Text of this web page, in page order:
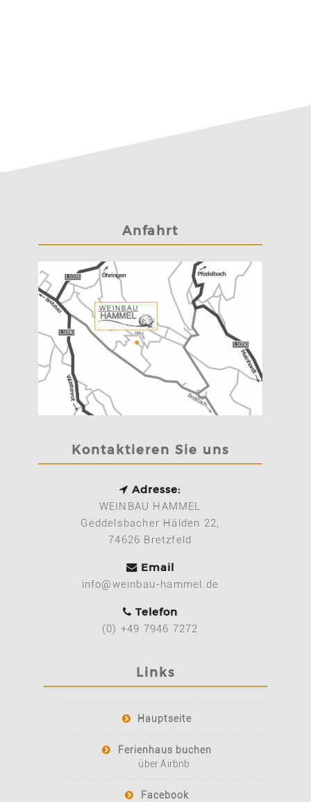
Anfahrt
Kontaktieren Sie uns
Adresse:
WEINBAU HAMMEL
Geddelsbacher Hälden 22,
74626 Bretzfeld
Email
info@weinbau-hammel.de
Telefon
(0) +49 7946 7272
Links
Hauptseite
Ferienhaus buchen
über Airbnb
Facebook